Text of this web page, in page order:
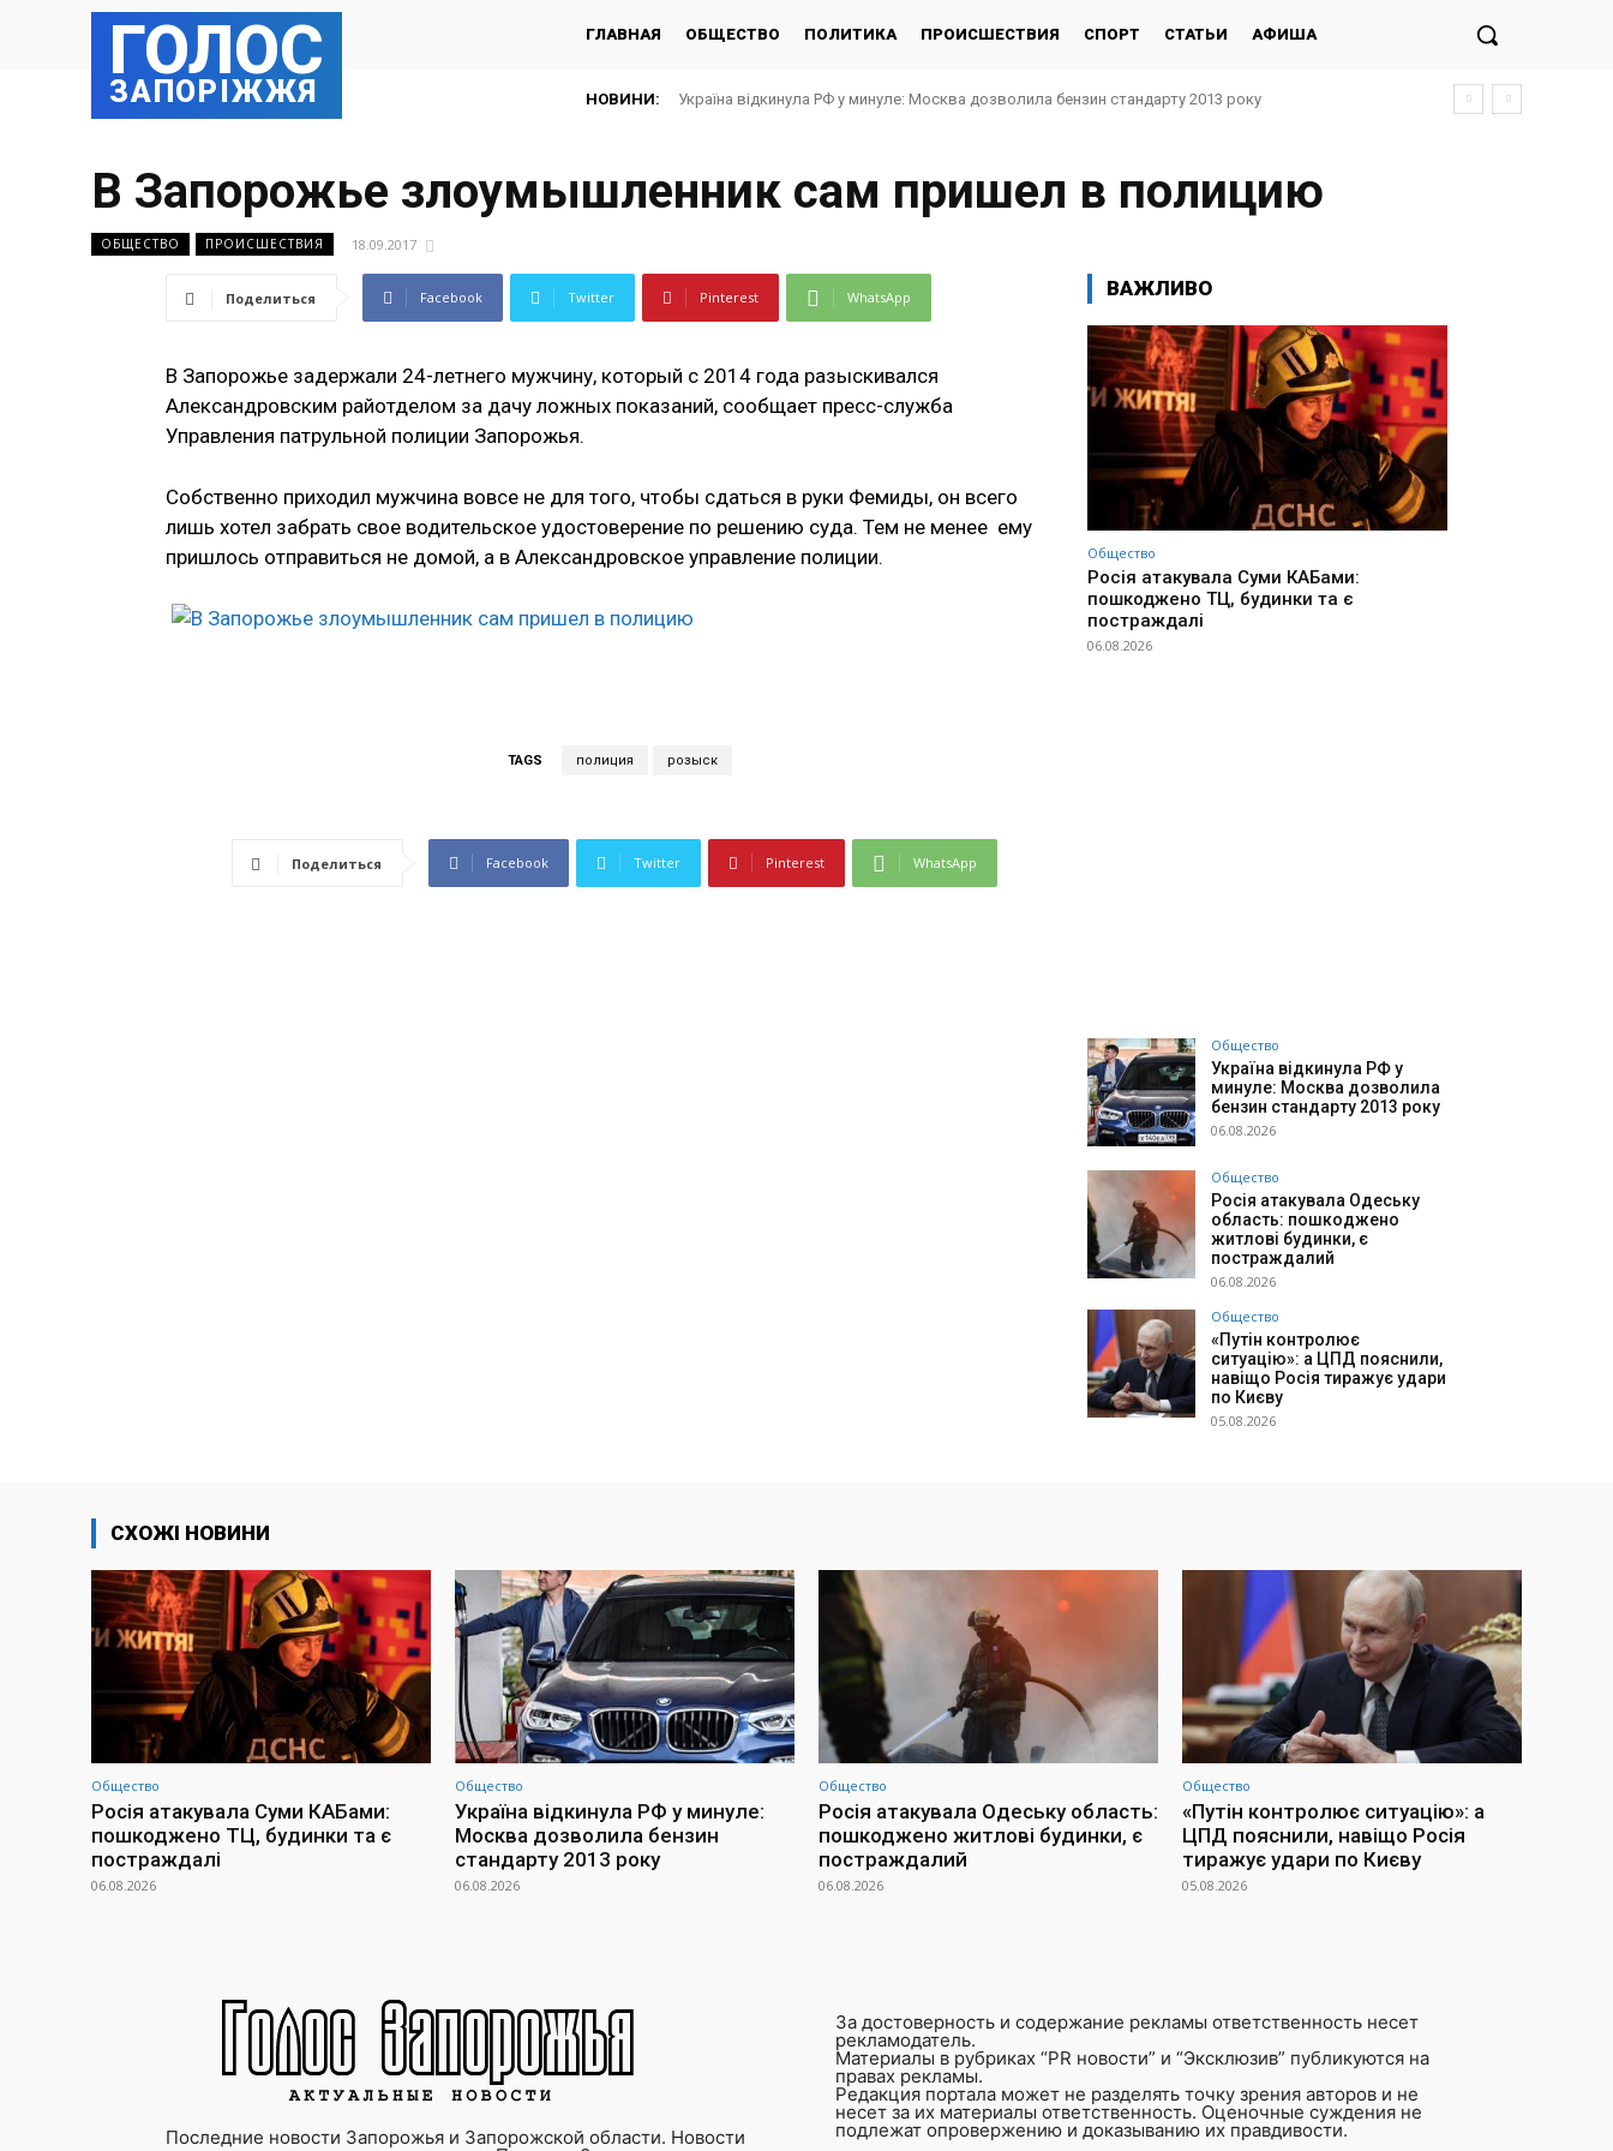
ГОЛОС
ЗАПОРІЖЖЯ
ГЛАВНАЯ ОБЩЕСТВО ПОЛИТИКА ПРОИСШЕСТВИЯ СПОРТ СТАТЬИ АФИША
НОВИНИ: Україна відкинула РФ у минуле: Москва дозволила бензин стандарту 2013 року
В Запорожье злоумышленник сам пришел в полицию
ОБЩЕСТВО ПРОИСШЕСТВИЯ 18.09.2017
Поделиться Facebook Twitter Pinterest WhatsApp
В Запорожье задержали 24-летнего мужчину, который с 2014 года разыскивался
Александровским райотделом за дачу ложных показаний, сообщает пресс-служба
Управления патрульной полиции Запорожья.
Собственно приходил мужчина вовсе не для того, чтобы сдаться в руки Фемиды, он всего
лишь хотел забрать свое водительское удостоверение по решению суда. Тем не менее ему
пришлось отправиться не домой, а в Александровское управление полиции.
TAGS полиция розыск
Поделиться Facebook Twitter Pinterest WhatsApp
ВАЖЛИВО
Общество
Росія атакувала Суми КАБами:
пошкоджено ТЦ, будинки та є
постраждалі
06.08.2026
Общество
Україна відкинула РФ у
минуле: Москва дозволила
бензин стандарту 2013 року
06.08.2026
Общество
Росія атакувала Одеську
область: пошкоджено
житлові будинки, є
постраждалий
06.08.2026
Общество
«Путін контролює
ситуацію»: а ЦПД пояснили,
навіщо Росія тиражує удари
по Києву
05.08.2026
СХОЖІ НОВИНИ
Общество
Росія атакувала Суми КАБами:
пошкоджено ТЦ, будинки та є
постраждалі
06.08.2026
Общество
Україна відкинула РФ у минуле:
Москва дозволила бензин
стандарту 2013 року
06.08.2026
Общество
Росія атакувала Одеську область:
пошкоджено житлові будинки, є
постраждалий
06.08.2026
Общество
«Путін контролює ситуацію»: а
ЦПД пояснили, навіщо Росія
тиражує удари по Києву
05.08.2026
Последние новости Запорожья и Запорожской области. Новости
За достоверность и содержание рекламы ответственность несет
рекламодатель.
Материалы в рубриках “PR новости” и “Эксклюзив” публикуются на
правах рекламы.
Редакция портала может не разделять точку зрения авторов и не
несет за их материалы ответственность. Оценочные суждения не
подлежат опровержению и доказыванию их правдивости.